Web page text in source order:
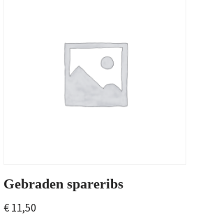
Gebraden spareribs
€11,50